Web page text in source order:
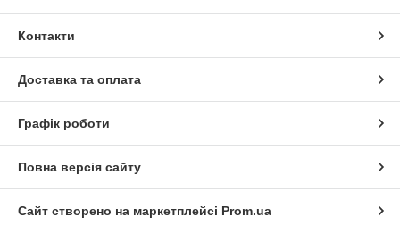
Контакти
Доставка та оплата
Графік роботи
Повна версія сайту
Сайт створено на маркетплейсі Prom.ua